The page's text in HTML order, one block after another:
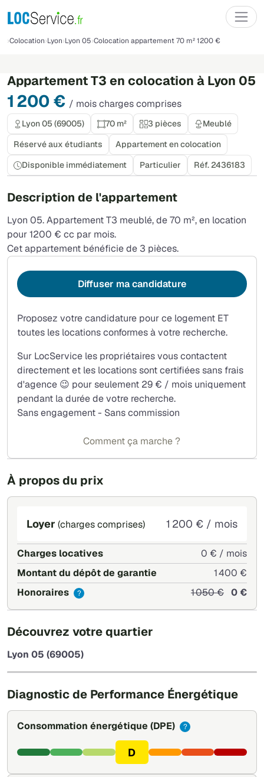
Colocation Lyon Lyon 05 Colocation appartement 70 m² 1200 €
Appartement T3 en colocation à Lyon 05
1 200 € / mois charges comprises
Lyon 05 (69005) 70 m² 3 pièces
Meublé
Réservé aux étudiants
Appartement en colocation
Disponible immédiatement
Particulier Réf. 2436183
Description de l'appartement
Lyon 05. Appartement T3 meublé, de 70 m², en location
pour 1200 € cc par mois.
Cet appartement bénéficie de 3 pièces.
À propos du prix
Loyer (charges comprises) 1 200 € / mois
Charges locatives
0 € / mois
Montant du dépôt de garantie
1 400 €
Honoraires
? 1 050 € 0 €
Découvrez votre quartier
Lyon 05 (69005)
Diagnostic de Performance Énergétique
Consommation énergétique (DPE) ?
D
Proposez votre candidature pour ce logement ET
toutes les locations conformes à votre recherche.
Sur LocService les propriétaires vous contactent
directement et les locations sont certifiées sans frais
d'agence 😉 pour seulement 29 € / mois uniquement
pendant la durée de votre recherche.
Sans engagement - Sans commission
Diffuser ma candidature
Comment ça marche ?